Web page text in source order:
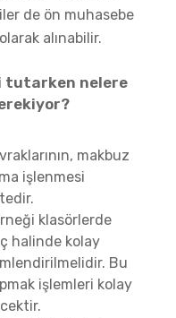
de ön muhasebe
alınabilir.
tutarken nelere
makbuz
işlenmesi
klasörlerde
halinde kolay
Bu
işlemleri kolay